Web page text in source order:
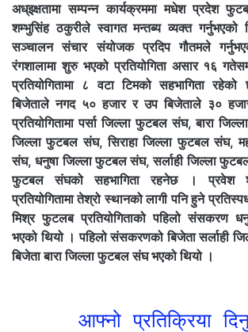
अध्इक्षतामा सम्पन्न कार्यक्रममा मधेश प्रदेश
शम्भुसिंह ठकुरीले स्वागत मन्तब्य व्यक्त गर्नुभएको
सञ्चालन संचार संयोजक प्रदिप गौतमले
रंगशालामा शुरु भएको प्रतियोगिता असार १६
प्रतियोगितामा ८ वटा टिमको सहभागिता रहेको
बिजेताले नगद ५० हजार र उप बिजेताले ३०
प्रतियोगितामा पर्सा जिल्ला फुटबल संघ, बारा
जिल्ला फुटबल संघ, सिराहा जिल्ला फुटबल संघ,
संघ, धनुषा जिल्ला फुटबल संघ, सर्लाही जिल्ला
फुटबल संघको सहभागिता रहनेछ । प्रवेश
प्रतियोगितामा तेश्रो स्थानको लागी पनि हुने
मिश्र फुटलब प्रतियोगिताको पहिलो संसकरण
भएको थियो । पहिलो संसकरणको बिजेता सर्लाही
बिजेता बारा जिल्ला फुटबल संघ भएको थियो ।
आफ्नो प्रतिक्रिया